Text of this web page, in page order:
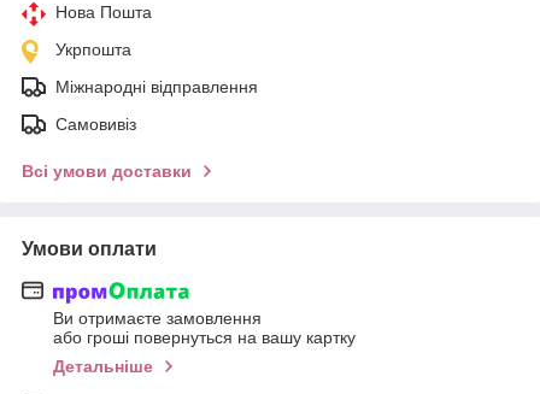
Нова Пошта
Укрпошта
Міжнародні відправлення
Самовивіз
Всі умови доставки
Умови оплати
Ви отримаєте замовлення
або гроші повернуться на вашу картку
Детальніше